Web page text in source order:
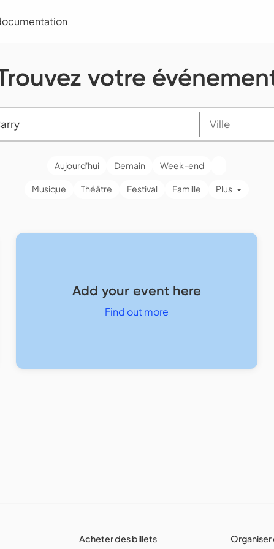
votre
Aujourd'hui Demain Week-end
Musique Théâtre Festival Famille Plus
Add your event here
Find out more
Acheter des billets